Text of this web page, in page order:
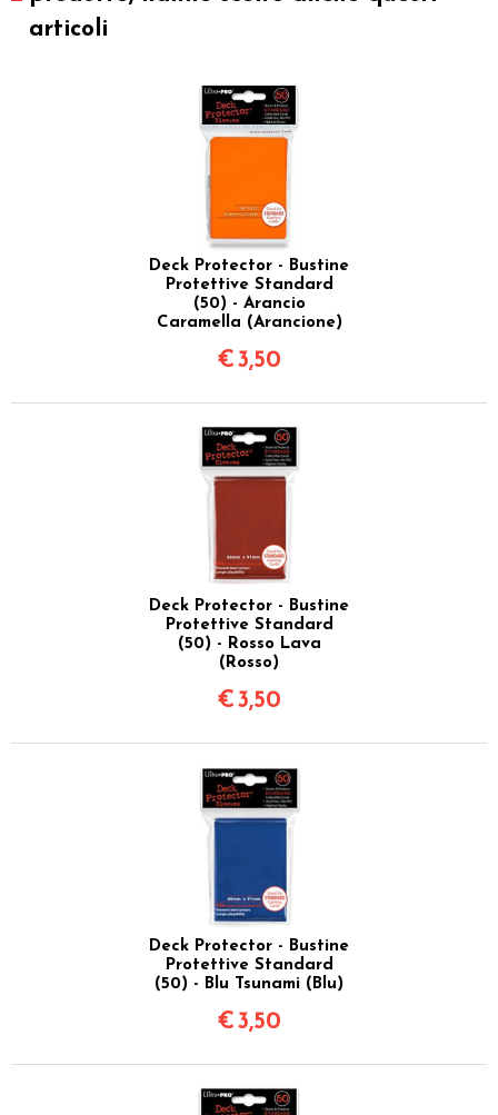
articoli
Deck Protector - Bustine
Protettive Standard
(50) - Arancio
Caramella (Arancione)
€3,50
Deck Protector - Bustine
Protettive Standard
(50) - Rosso Lava
(Rosso)
€3,50
Deck Protector - Bustine
Protettive Standard
(50) - Blu Tsunami (Blu)
€3,50